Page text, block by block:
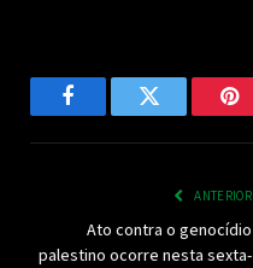
FacebookTwitter
ANTERIOR
Ato contra o genocídio
palestino ocorre nesta sexta-